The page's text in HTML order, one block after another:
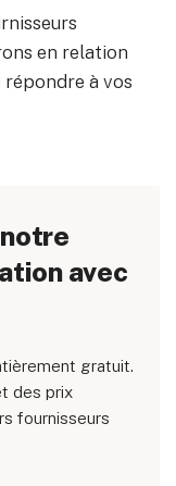
en relation
à vos
avec
gratuit.
des prix
fournisseurs